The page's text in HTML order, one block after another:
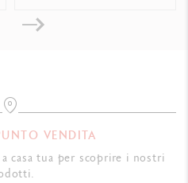
LEGALI
PRODOTTO
VENDITA
casa tua per scoprire i nostri